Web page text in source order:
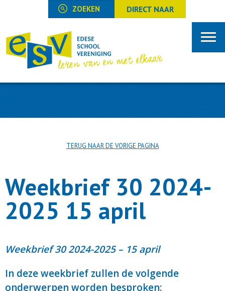
DIRECT NAAR
TERUG NAAR DE VORIGE PAGINA
Weekbrief 30 2024-
2025 15 april
Weekbrief 30 2024-2025 – 15 april
In deze weekbrief zullen de volgende
onderwerpen worden besproken: